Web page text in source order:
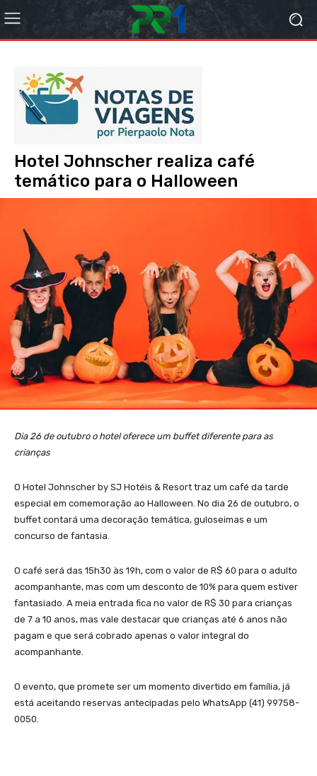
Hotel Johnscher realiza café
temático para o Halloween
Dia 26 de outubro o hotel oferece um buffet diferente para as
crianças
O Hotel Johnscher by SJ Hotéis & Resort traz um café da tarde
especial em comemoração ao Halloween. No dia 26 de outubro, o
buffet contará uma decoração temática, guloseimas e um
concurso de fantasia.
O café será das 15h30 às 19h, com o valor de R$ 60 para o adulto
acompanhante, mas com um desconto de 10% para quem estiver
fantasiado. A meia entrada fica no valor de R$ 30 para crianças
de 7 a 10 anos, mas vale destacar que crianças até 6 anos não
pagam e que será cobrado apenas o valor integral do
acompanhante.
O evento, que promete ser um momento divertido em família, já
está aceitando reservas antecipadas pelo WhatsApp (41) 99758-
0050.